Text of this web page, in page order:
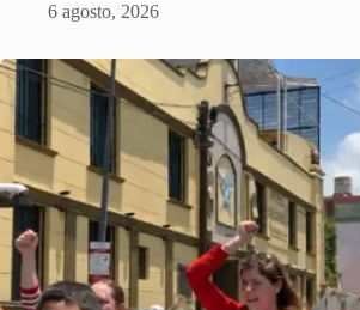
6 agosto, 2026